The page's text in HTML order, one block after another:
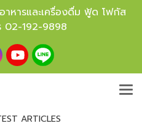
หารและเครื่องดื่ม ฟู้ด โฟกัส
02-192-9898
ARTICLES